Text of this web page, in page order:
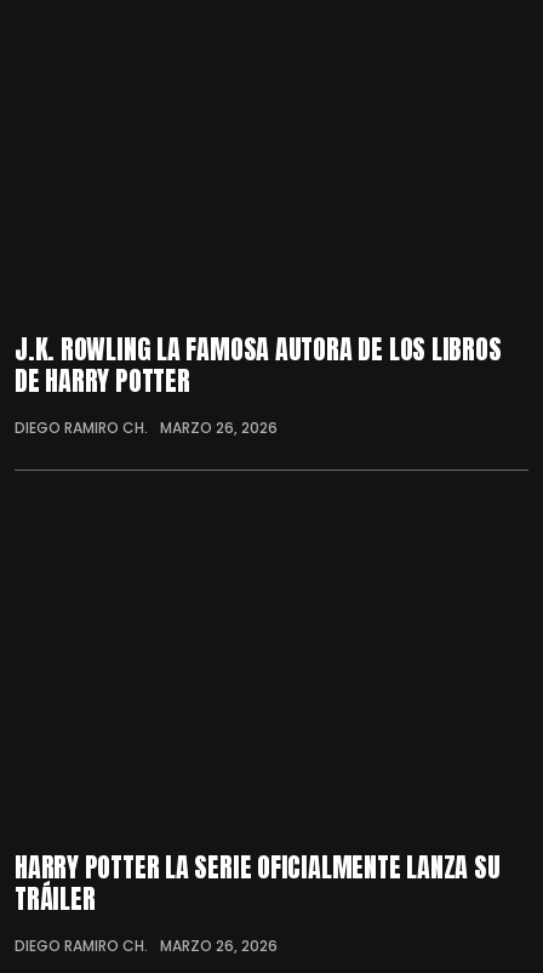
J.K. ROWLING LA FAMOSA AUTORA DE LOS LIBROS
DE HARRY POTTER
DIEGO RAMIRO CH. MARZO 26, 2026
HARRY POTTER LA SERIE OFICIALMENTE LANZA SU
TRÁILER
DIEGO RAMIRO CH. MARZO 26, 2026